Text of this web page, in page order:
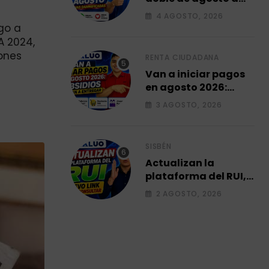
a
2024,
familias
4 AGOSTO, 2026
RENTA CIUDADANA
Van a iniciar pagos
en agosto 2026:
subsidios que van a
3 AGOSTO, 2026
SISBÉN
Actualizan la
plataforma del RUI,
Link para consultar
2 AGOSTO, 2026